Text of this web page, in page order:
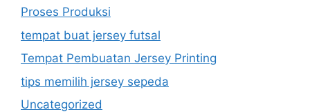
Proses Produksi
tempat buat jersey futsal
Tempat Pembuatan Jersey Printing
tips memilih jersey sepeda
Uncategorized